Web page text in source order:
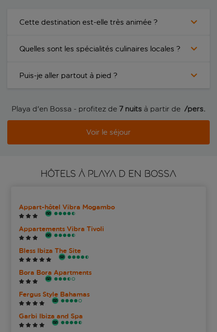
Cette destination est-elle très animée ?
Quelles sont les spécialités culinaires locales ?
Puis-je aller partout à pied ?
Playa d'en Bossa - profitez de 7 nuits à partir de /pers.
Voir le séjour
HÔTELS À PLAYA D EN BOSSA
Appart-hôtel Vibra Mogambo
Appartements Vibra Tivoli
Bless Ibiza The Site
Bora Bora Apartments
Fergus Style Bahamas
Garbi Ibiza and Spa